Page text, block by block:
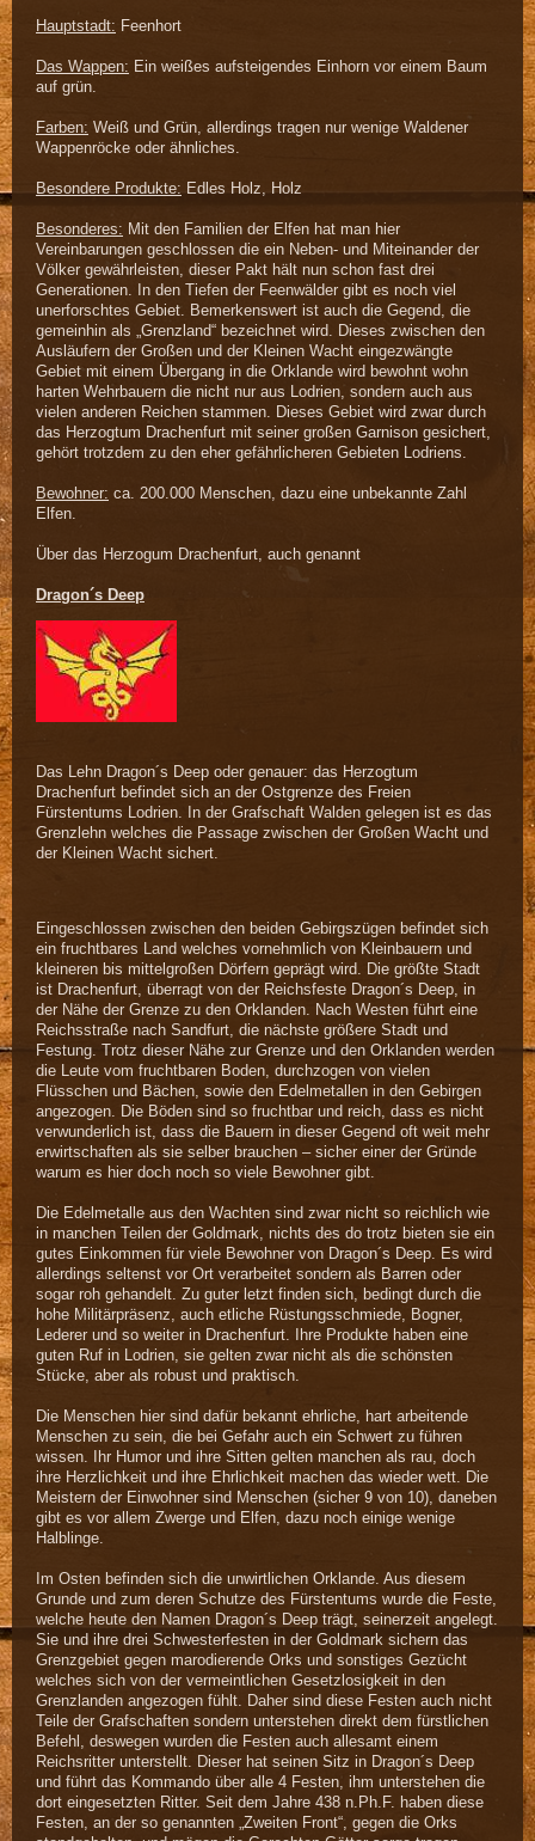
Hauptstadt: Feenhort
Das Wappen: Ein weißes aufsteigendes Einhorn vor einem Baum
auf grün.
Farben: Weiß und Grün, allerdings tragen nur wenige Waldener
Wappenröcke oder ähnliches.
Besondere Produkte: Edles Holz, Holz
Besonderes: Mit den Familien der Elfen hat man hier
Vereinbarungen geschlossen die ein Neben- und Miteinander der
Völker gewährleisten, dieser Pakt hält nun schon fast drei
Generationen. In den Tiefen der Feenwälder gibt es noch viel
unerforschtes Gebiet. Bemerkenswert ist auch die Gegend, die
gemeinhin als „Grenzland“ bezeichnet wird. Dieses zwischen den
Ausläufern der Großen und der Kleinen Wacht eingezwängte
Gebiet mit einem Übergang in die Orklande wird bewohnt wohn
harten Wehrbauern die nicht nur aus Lodrien, sondern auch aus
vielen anderen Reichen stammen. Dieses Gebiet wird zwar durch
das Herzogtum Drachenfurt mit seiner großen Garnison gesichert,
gehört trotzdem zu den eher gefährlicheren Gebieten Lodriens.
Bewohner: ca. 200.000 Menschen, dazu eine unbekannte Zahl
Elfen.
Über das Herzogum Drachenfurt, auch genannt
Dragon´s Deep
Das Lehn Dragon´s Deep oder genauer: das Herzogtum
Drachenfurt befindet sich an der Ostgrenze des Freien
Fürstentums Lodrien. In der Grafschaft Walden gelegen ist es das
Grenzlehn welches die Passage zwischen der Großen Wacht und
der Kleinen Wacht sichert.
Eingeschlossen zwischen den beiden Gebirgszügen befindet sich
ein fruchtbares Land welches vornehmlich von Kleinbauern und
kleineren bis mittelgroßen Dörfern geprägt wird. Die größte Stadt
ist Drachenfurt, überragt von der Reichsfeste Dragon´s Deep, in
der Nähe der Grenze zu den Orklanden. Nach Westen führt eine
Reichsstraße nach Sandfurt, die nächste größere Stadt und
Festung. Trotz dieser Nähe zur Grenze und den Orklanden werden
die Leute vom fruchtbaren Boden, durchzogen von vielen
Flüsschen und Bächen, sowie den Edelmetallen in den Gebirgen
angezogen. Die Böden sind so fruchtbar und reich, dass es nicht
verwunderlich ist, dass die Bauern in dieser Gegend oft weit mehr
erwirtschaften als sie selber brauchen – sicher einer der Gründe
warum es hier doch noch so viele Bewohner gibt.
Die Edelmetalle aus den Wachten sind zwar nicht so reichlich wie
in manchen Teilen der Goldmark, nichts des do trotz bieten sie ein
gutes Einkommen für viele Bewohner von Dragon´s Deep. Es wird
allerdings seltenst vor Ort verarbeitet sondern als Barren oder
sogar roh gehandelt. Zu guter letzt finden sich, bedingt durch die
hohe Militärpräsenz, auch etliche Rüstungsschmiede, Bogner,
Lederer und so weiter in Drachenfurt. Ihre Produkte haben eine
guten Ruf in Lodrien, sie gelten zwar nicht als die schönsten
Stücke, aber als robust und praktisch.
Die Menschen hier sind dafür bekannt ehrliche, hart arbeitende
Menschen zu sein, die bei Gefahr auch ein Schwert zu führen
wissen. Ihr Humor und ihre Sitten gelten manchen als rau, doch
ihre Herzlichkeit und ihre Ehrlichkeit machen das wieder wett. Die
Meistern der Einwohner sind Menschen (sicher 9 von 10), daneben
gibt es vor allem Zwerge und Elfen, dazu noch einige wenige
Halblinge.
Im Osten befinden sich die unwirtlichen Orklande. Aus diesem
Grunde und zum deren Schutze des Fürstentums wurde die Feste,
welche heute den Namen Dragon´s Deep trägt, seinerzeit angelegt.
Sie und ihre drei Schwesterfesten in der Goldmark sichern das
Grenzgebiet gegen marodierende Orks und sonstiges Gezücht
welches sich von der vermeintlichen Gesetzlosigkeit in den
Grenzlanden angezogen fühlt. Daher sind diese Festen auch nicht
Teile der Grafschaften sondern unterstehen direkt dem fürstlichen
Befehl, deswegen wurden die Festen auch allesamt einem
Reichsritter unterstellt. Dieser hat seinen Sitz in Dragon´s Deep
und führt das Kommando über alle 4 Festen, ihm unterstehen die
dort eingesetzten Ritter. Seit dem Jahre 438 n.Ph.F. haben diese
Festen, an der so genannten „Zweiten Front“, gegen die Orks